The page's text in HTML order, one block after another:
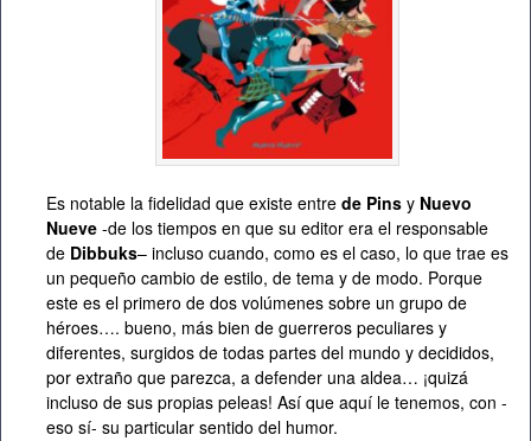
Es notable la fidelidad que existe entre de Pins y Nuevo
Nueve -de los tiempos en que su editor era el responsable
de Dibbuks– incluso cuando, como es el caso, lo que trae es
un pequeño cambio de estilo, de tema y de modo. Porque
este es el primero de dos volúmenes sobre un grupo de
héroes…. bueno, más bien de guerreros peculiares y
diferentes, surgidos de todas partes del mundo y decididos,
por extraño que parezca, a defender una aldea… ¡quizá
incluso de sus propias peleas! Así que aquí le tenemos, con -
eso sí- su particular sentido del humor.